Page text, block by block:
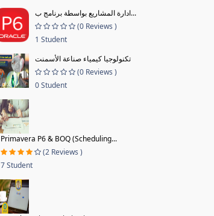
ادارة المشاريع بواسطة برنامج ب...
(0 Reviews )
1 Student
تكنولوجيا كيمياء صناعة الأسمنت
(0 Reviews )
0 Student
Primavera P6 & BOQ (Scheduling...
(2 Reviews )
7 Student